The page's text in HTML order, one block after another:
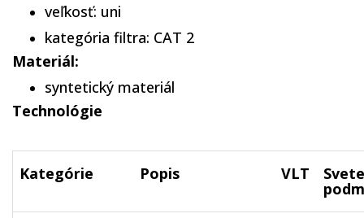
veľkosť: uni
kategória filtra: CAT 2
Materiál:
syntetický materiál
Technológie
Kategórie Popis VLT